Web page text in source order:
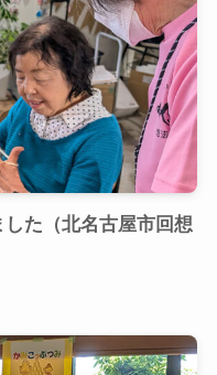
た（北名古屋市回想